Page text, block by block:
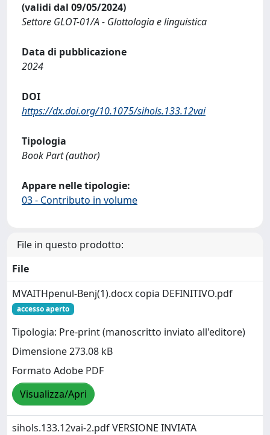
(validi dal 09/05/2024)
Settore GLOT-01/A - Glottologia e linguistica
Data di pubblicazione
2024
DOI
https://dx.doi.org/10.1075/sihols.133.12vai
Tipologia
Book Part (author)
Appare nelle tipologie:
03 - Contributo in volume
File in questo prodotto:
File
MVAITHpenul-Benj(1).docx copia DEFINITIVO.pdf
accesso aperto
Tipologia: Pre-print (manoscritto inviato all'editore)
Dimensione 273.08 kB
Formato Adobe PDF
Visualizza/Apri
sihols.133.12vai-2.pdf VERSIONE INVIATA